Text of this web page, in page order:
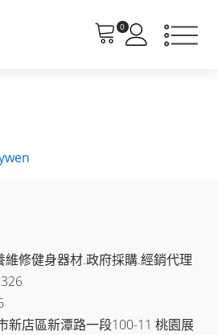
0
修健身器材.政府採購.經銷代理
新店區新潭路一段100-11 桃園展